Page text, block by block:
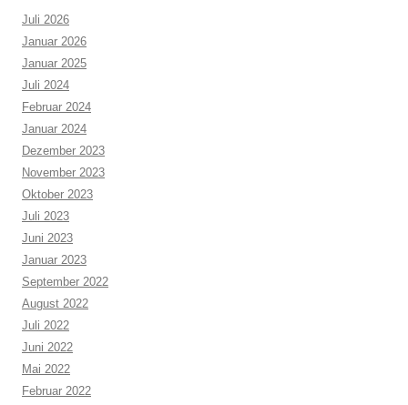
Juli 2026
Januar 2026
Januar 2025
Juli 2024
Februar 2024
Januar 2024
Dezember 2023
November 2023
Oktober 2023
Juli 2023
Juni 2023
Januar 2023
September 2022
August 2022
Juli 2022
Juni 2022
Mai 2022
Februar 2022